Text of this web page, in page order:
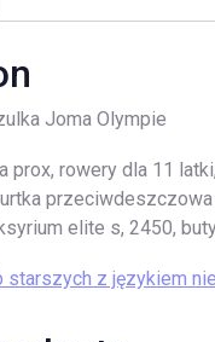
Joma Olympie
prox, rowery dla 11
elite s, 2450,
starszych z językiem